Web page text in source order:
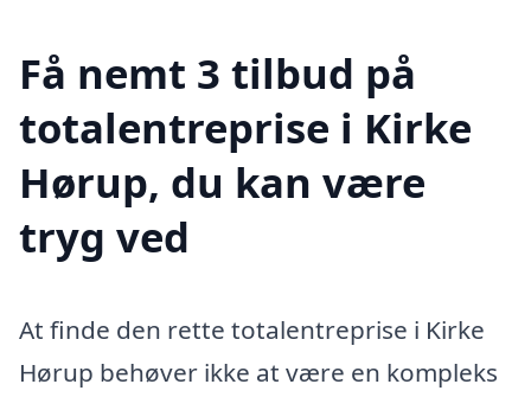
Få nemt 3 tilbud på
totalentreprise i Kirke
Hørup, du kan være
tryg ved
At finde den rette totalentreprise i Kirke
Hørup behøver ikke at være en kompleks